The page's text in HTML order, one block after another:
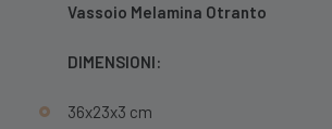
Vassoio Melamina Otranto
DIMENSIONI:
36x23x3 cm